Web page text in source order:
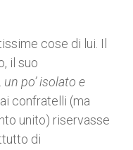
cose di lui. Il
il suo
un po’ isolato e
confratelli (ma
unito) riservasse
di